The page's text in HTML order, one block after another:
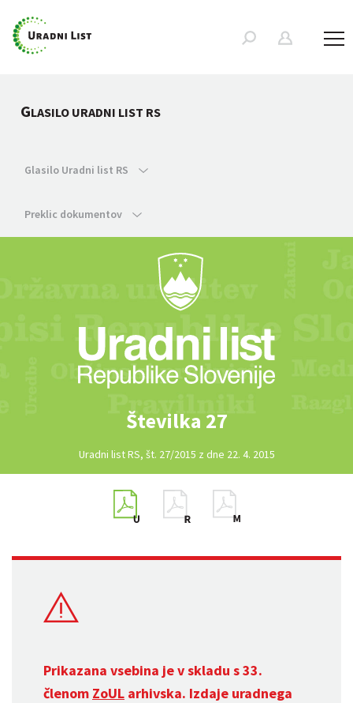
GLASILO URADNI LIST RS
Glasilo Uradni list RS
Preklic dokumentov
Številka 27
Uradni list RS, št. 27/2015 z dne 22. 4. 2015
Prikazana vsebina je v skladu s 33.
členom ZoUL arhivska. Izdaje uradnega